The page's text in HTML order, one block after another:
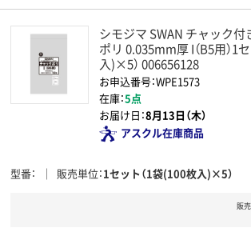
シモジマ SWAN チャック付
ポリ 0.035mm厚 I（B5用）1
入)×5） 006656128
お申込番号：WPE1573
在庫：5点
お届け日：8月13日（木）
アスクル在庫商品
型番 販売単位 1セット（1袋(100枚入)×5）
販売